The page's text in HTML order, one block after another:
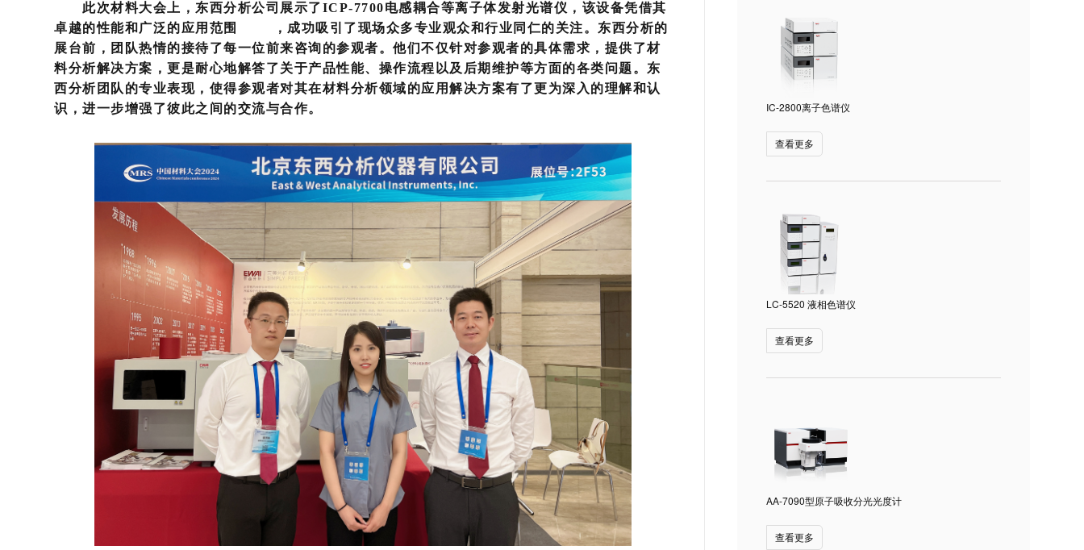
此次材料大会上，东西分析公司展示了ICP-7700电感耦合等离子体发射光谱仪，该设备凭借其
卓越的性能和广泛的应用范围 ，成功吸引了现场众多专业观众和行业同仁的关注。东西分析的
展台前，团队热情的接待了每一位前来咨询的参观者。他们不仅针对参观者的具体需求，提供了材
料分析解决方案，更是耐心地解答了关于产品性能、操作流程以及后期维护等方面的各类问题。东
西分析团队的专业表现，使得参观者对其在材料分析领域的应用解决方案有了更为深入的理解和认
识，进一步增强了彼此之间的交流与合作。
IC-2800离子色谱仪
查看更多
LC-5520 液相色谱仪
查看更多
AA-7090型原子吸收分光光度计
查看更多